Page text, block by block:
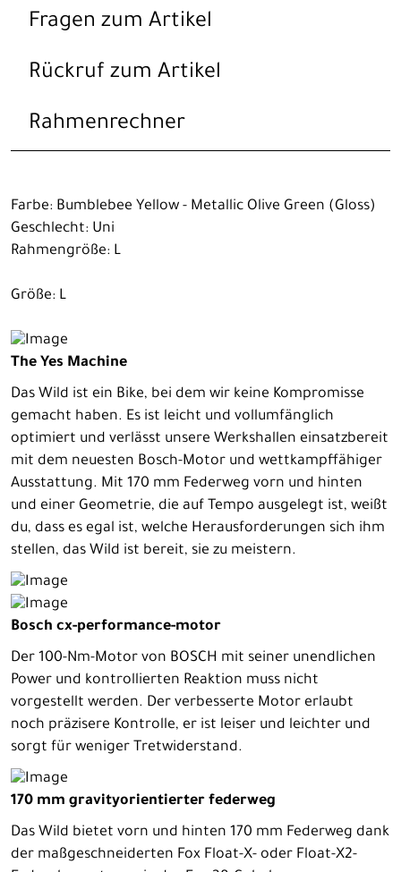
Fragen zum Artikel
Rückruf zum Artikel
Rahmenrechner
Farbe: Bumblebee Yellow - Metallic Olive Green (Gloss)
Geschlecht: Uni
Rahmengröße: L
Größe: L
The Yes Machine
Das Wild ist ein Bike, bei dem wir keine Kompromisse
gemacht haben. Es ist leicht und vollumfänglich
optimiert und verlässt unsere Werkshallen einsatzbereit
mit dem neuesten Bosch-Motor und wettkampffähiger
Ausstattung. Mit 170 mm Federweg vorn und hinten
und einer Geometrie, die auf Tempo ausgelegt ist, weißt
du, dass es egal ist, welche Herausforderungen sich ihm
stellen, das Wild ist bereit, sie zu meistern.
Bosch cx-performance-motor
Der 100-Nm-Motor von BOSCH mit seiner unendlichen
Power und kontrollierten Reaktion muss nicht
vorgestellt werden. Der verbesserte Motor erlaubt
noch präzisere Kontrolle, er ist leiser und leichter und
sorgt für weniger Tretwiderstand.
170 mm gravityorientierter federweg
Das Wild bietet vorn und hinten 170 mm Federweg dank
der maßgeschneiderten Fox Float-X- oder Float-X2-